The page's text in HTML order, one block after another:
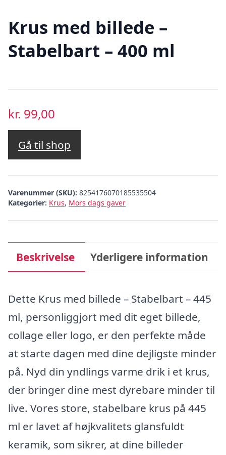
Krus med billede –
Stabelbart – 400 ml
kr. 99,00
Gå til shop
Varenummer (SKU): 8254176070185535504
Kategorier: Krus, Mors dags gaver
Beskrivelse Yderligere information
Dette Krus med billede – Stabelbart – 445
ml, personliggjort med dit eget billede,
collage eller logo, er den perfekte måde
at starte dagen med dine dejligste minder
på. Nyd din yndlings varme drik i et krus,
der bringer dine mest dyrebare minder til
live. Vores store, stabelbare krus på 445
ml er lavet af højkvalitets glansfuldt
keramik, som sikrer, at dine billeder